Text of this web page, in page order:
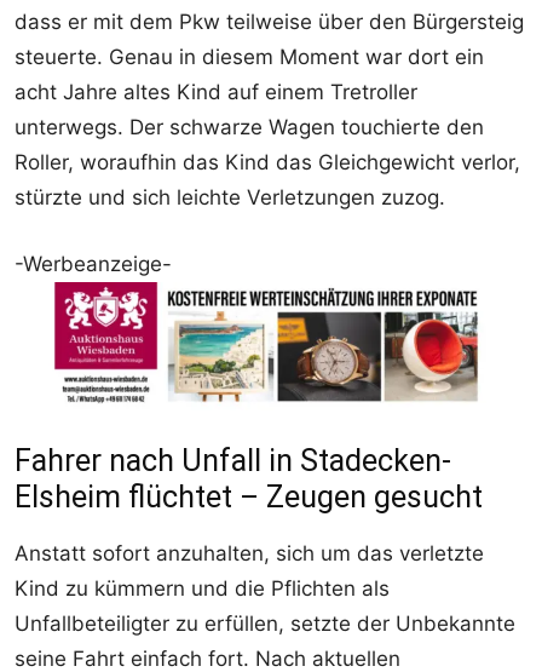
dass er mit dem Pkw teilweise über den Bürgersteig
steuerte. Genau in diesem Moment war dort ein
acht Jahre altes Kind auf einem Tretroller
unterwegs. Der schwarze Wagen touchierte den
Roller, woraufhin das Kind das Gleichgewicht verlor,
stürzte und sich leichte Verletzungen zuzog.
-Werbeanzeige-
Fahrer nach Unfall in Stadecken-
Elsheim flüchtet – Zeugen gesucht
Anstatt sofort anzuhalten, sich um das verletzte
Kind zu kümmern und die Pflichten als
Unfallbeteiligter zu erfüllen, setzte der Unbekannte
seine Fahrt einfach fort. Nach aktuellen